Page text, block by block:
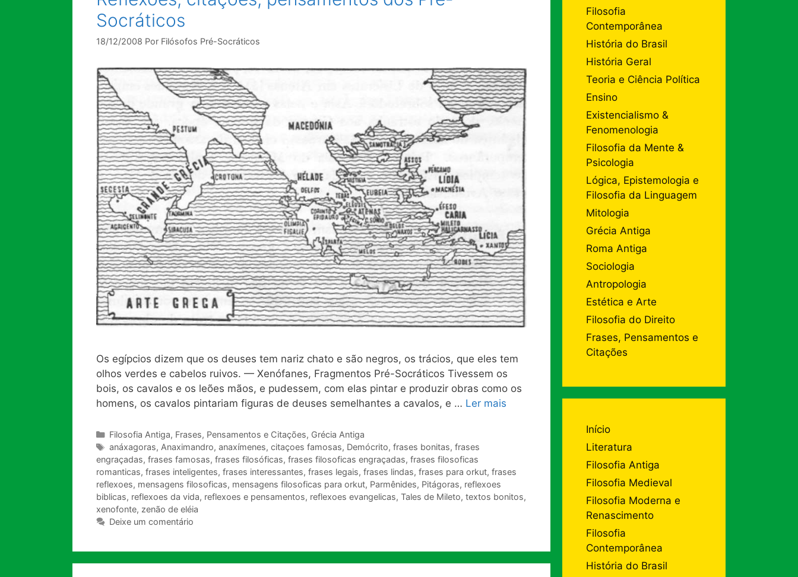
Socráticos
18/12/2008 Por Filósofos Pré-Socráticos
Os egípcios dizem que os deuses tem nariz chato e são negros, os trácios, que eles tem
olhos verdes e cabelos ruivos. — Xenófanes, Fragmentos Pré-Socráticos Tivessem os
bois, os cavalos e os leões mãos, e pudessem, com elas pintar e produzir obras como os
homens, os cavalos pintariam figuras de deuses semelhantes a cavalos, e … Ler mais
Categorias
Filosofia Antiga, Frases, Pensamentos e Citações, Grécia Antiga
Tags
anáxagoras, Anaximandro, anaxímenes, citaçoes famosas, Demócrito, frases bonitas, frases
engraçadas, frases famosas, frases filosóficas, frases filosoficas engraçadas, frases filosoficas
romanticas, frases inteligentes, frases interessantes, frases legais, frases lindas, frases para orkut, frases
reflexoes, mensagens filosoficas, mensagens filosoficas para orkut, Parmênides, Pitágoras, reflexoes
biblicas, reflexoes da vida, reflexoes e pensamentos, reflexoes evangelicas, Tales de Mileto, textos bonitos,
xenofonte, zenão de eléia
Deixe um comentário
Filosofia
Contemporânea
História do Brasil
História Geral
Teoria e Ciência Política
Ensino
Existencialismo &
Fenomenologia
Filosofia da Mente &
Psicologia
Lógica, Epistemologia e
Filosofia da Linguagem
Mitologia
Grécia Antiga
Roma Antiga
Sociologia
Antropologia
Estética e Arte
Filosofia do Direito
Frases, Pensamentos e
Citações
Início
Literatura
Filosofia Antiga
Filosofia Medieval
Filosofia Moderna e
Renascimento
Filosofia
Contemporânea
História do Brasil